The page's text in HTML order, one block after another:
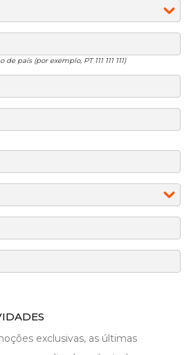
país (por exemplo, PT 111 111 111)
exclusivas, as últimas